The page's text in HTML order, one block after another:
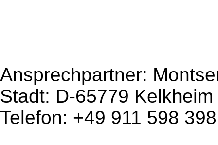
Ansprechpartner:
Stadt: D-65779 Kelkheim
Telefon: +49 911 598